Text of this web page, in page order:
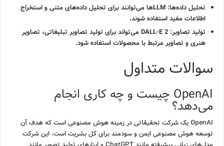
تحلیل داده‌ها: LLMها می‌توانند برای تحلیل داده‌های متنی و استخراج
اطلاعات مفید استفاده شوند.
تولید تصاویر: DALL-E 2 می‌تواند برای تولید تصاویر تبلیغاتی، تصاویر
هنری و تصاویر مرتبط با محصولات استفاده شود.
سوالات متداول
OpenAI چیست و چه کاری انجام
می‌دهد؟
OpenAI یک شرکت تحقیقاتی در زمینه هوش مصنوعی است که هدف آن
توسعه هوش مصنوعی ایمن و سودمند برای کل بشریت است. این شرکت